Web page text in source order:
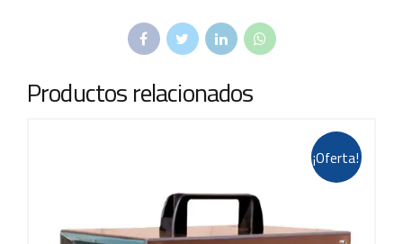
Productos relacionados
¡Oferta!